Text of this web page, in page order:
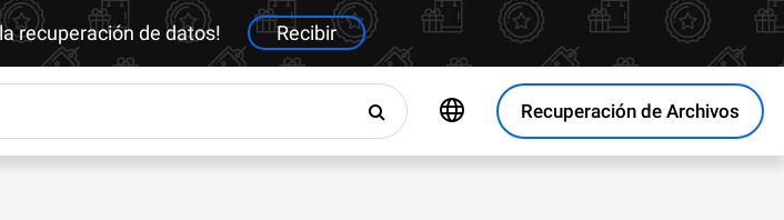
recuperación de datos! Recibir
Recuperación de Archivos